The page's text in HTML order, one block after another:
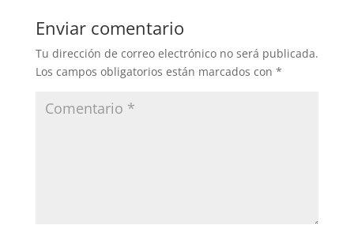
b
o
o
A
p
p
tir
Enviar comentario
Tu dirección de correo electrónico no será publicada.
Los campos obligatorios están marcados con *